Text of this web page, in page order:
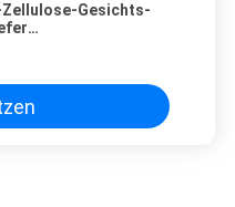
Gesichts-